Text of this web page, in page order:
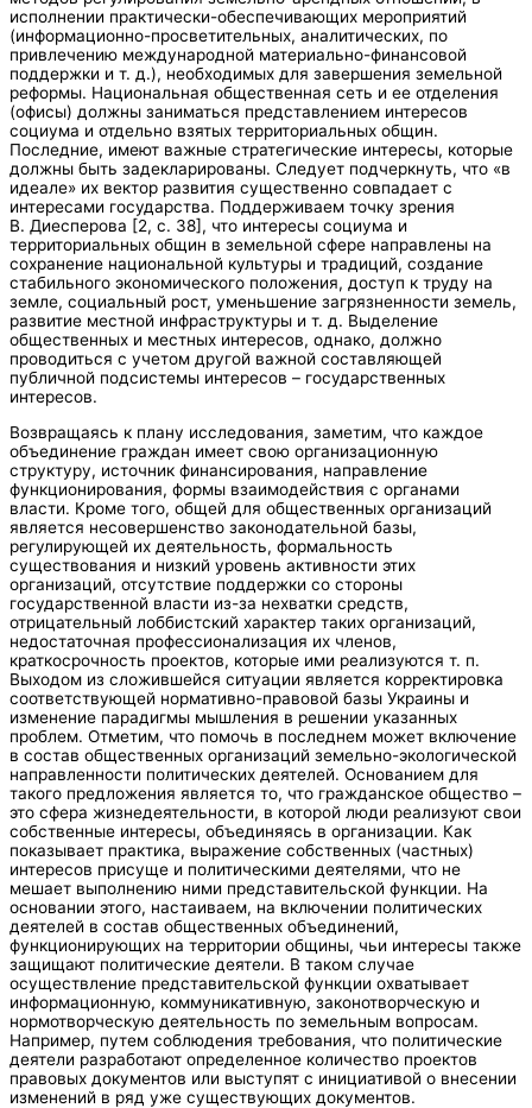
исполнении практически-обеспечивающих мероприятий
(информационно-просветительных, аналитических, по
привлечению международной материально-финансовой
поддержки и т. д.), необходимых для завершения земельной
реформы. Национальная общественная сеть и ее отделения
(офисы) должны заниматься представлением интересов
социума и отдельно взятых территориальных общин.
Последние, имеют важные стратегические интересы, которые
должны быть задекларированы. Следует подчеркнуть, что «в
идеале» их вектор развития существенно совпадает с
интересами государства. Поддерживаем точку зрения
В. Диесперова [2, с. 38], что интересы социума и
территориальных общин в земельной сфере направлены на
сохранение национальной культуры и традиций, создание
стабильного экономического положения, доступ к труду на
земле, социальный рост, уменьшение загрязненности земель,
развитие местной инфраструктуры и т. д. Выделение
общественных и местных интересов, однако, должно
проводиться с учетом другой важной составляющей
публичной подсистемы интересов – государственных
интересов.
Возвращаясь к плану исследования, заметим, что каждое
объединение граждан имеет свою организационную
структуру, источник финансирования, направление
функционирования, формы взаимодействия с органами
власти. Кроме того, общей для общественных организаций
является несовершенство законодательной базы,
регулирующей их деятельность, формальность
существования и низкий уровень активности этих
организаций, отсутствие поддержки со стороны
государственной власти из-за нехватки средств,
отрицательный лоббистский характер таких организаций,
недостаточная профессионализация их членов,
краткосрочность проектов, которые ими реализуются т. п.
Выходом из сложившейся ситуации является корректировка
соответствующей нормативно-правовой базы Украины и
изменение парадигмы мышления в решении указанных
проблем. Отметим, что помочь в последнем может включение
в состав общественных организаций земельно-экологической
направленности политических деятелей. Основанием для
такого предложения является то, что гражданское общество –
это сфера жизнедеятельности, в которой люди реализуют свои
собственные интересы, объединяясь в организации. Как
показывает практика, выражение собственных (частных)
интересов присуще и политическими деятелями, что не
мешает выполнению ними представительской функции. На
основании этого, настаиваем, на включении политических
деятелей в состав общественных объединений,
функционирующих на территории общины, чьи интересы также
защищают политические деятели. В таком случае
осуществление представительской функции охватывает
информационную, коммуникативную, законотворческую и
нормотворческую деятельность по земельным вопросам.
Например, путем соблюдения требования, что политические
деятели разработают определенное количество проектов
правовых документов или выступят с инициативой о внесении
изменений в ряд уже существующих документов.